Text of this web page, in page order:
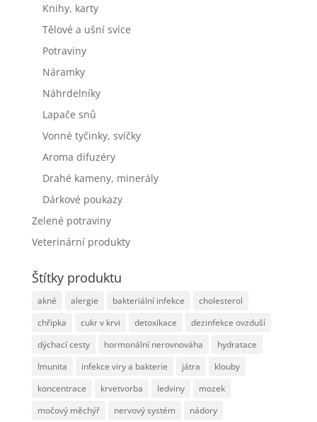
Knihy, karty
Tělové a ušní svíce
Potraviny
Náramky
Náhrdelníky
Lapače snů
Vonné tyčinky, svíčky
Aroma difuzéry
Drahé kameny, minerály
Dárkové poukazy
Zelené potraviny
Veterinární produkty
Štítky produktu
akné alergie bakteriální infekce
cholesterol
chřipka
cukr v krvi detoxikace
dezinfekce ovzduší
dýchací cesty
hormonální nerovnováha
hydratace
Imunita
infekce viry a bakterie játra
klouby
koncentrace
krvetvorba ledviny
mozek
močový měchýř
nervový systém
nádory